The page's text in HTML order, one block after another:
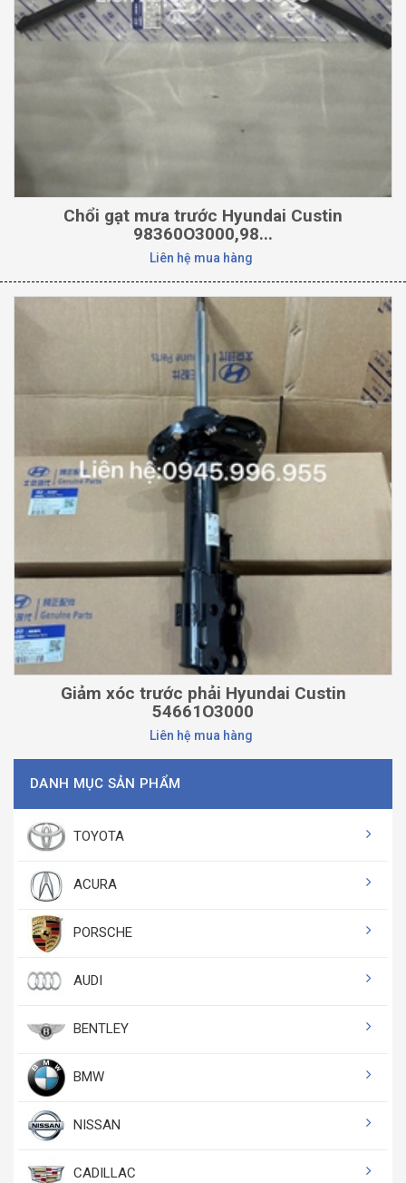
Chổi gạt mưa trước Hyundai Custin
98360O3000,98...
Liên hệ mua hàng
Giảm xóc trước phải Hyundai Custin
54661O3000
Liên hệ mua hàng
DANH MỤC SẢN PHẨM
TOYOTA
ACURA
PORSCHE
AUDI
BENTLEY
BMW
NISSAN
CADILLAC